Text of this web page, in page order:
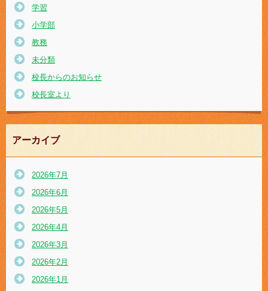
学習
小学部
教務
未分類
校長からのお知らせ
校長室より
アーカイブ
2026年7月
2026年6月
2026年5月
2026年4月
2026年3月
2026年2月
2026年1月